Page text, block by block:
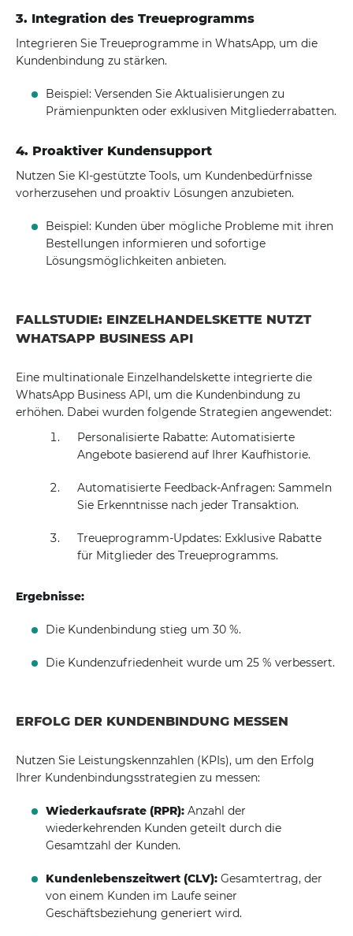
3. Integration des Treueprogramms
Integrieren Sie Treueprogramme in WhatsApp, um die
Kundenbindung zu stärken.
Beispiel: Versenden Sie Aktualisierungen zu
Prämienpunkten oder exklusiven Mitgliederrabatten.
4. Proaktiver Kundensupport
Nutzen Sie KI-gestützte Tools, um Kundenbedürfnisse
vorherzusehen und proaktiv Lösungen anzubieten.
Beispiel: Kunden über mögliche Probleme mit ihren
Bestellungen informieren und sofortige
Lösungsmöglichkeiten anbieten.
FALLSTUDIE: EINZELHANDELSKETTE NUTZT
WHATSAPP BUSINESS API
Eine multinationale Einzelhandelskette integrierte die
WhatsApp Business API, um die Kundenbindung zu
erhöhen. Dabei wurden folgende Strategien angewendet:
Personalisierte Rabatte: Automatisierte
Angebote basierend auf Ihrer Kaufhistorie.
Automatisierte Feedback-Anfragen: Sammeln
Sie Erkenntnisse nach jeder Transaktion.
Treueprogramm-Updates: Exklusive Rabatte
für Mitglieder des Treueprogramms.
Ergebnisse:
Die Kundenbindung stieg um 30 %.
Die Kundenzufriedenheit wurde um 25 % verbessert.
ERFOLG DER KUNDENBINDUNG MESSEN
Nutzen Sie Leistungskennzahlen (KPIs), um den Erfolg
Ihrer Kundenbindungsstrategien zu messen:
Wiederkaufsrate (RPR): Anzahl der
wiederkehrenden Kunden geteilt durch die
Gesamtzahl der Kunden.
Kundenlebenszeitwert (CLV): Gesamtertrag, der
von einem Kunden im Laufe seiner
Geschäftsbeziehung generiert wird.